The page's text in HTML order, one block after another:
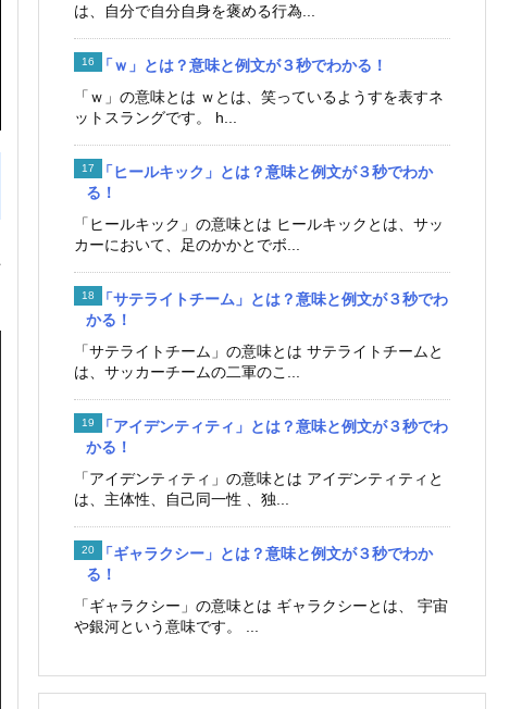
は、自分で自分自身を褒める行為...
「ｗ」とは？意味と例文が３秒でわかる！
「ｗ」の意味とは ｗとは、笑っているようすを表すネ
ットスラングです。 h...
「ヒールキック」とは？意味と例文が３秒でわか
る！
「ヒールキック」の意味とは ヒールキックとは、サッ
カーにおいて、足のかかとでボ...
「サテライトチーム」とは？意味と例文が３秒でわ
かる！
「サテライトチーム」の意味とは サテライトチームと
は、サッカーチームの二軍のこ...
「アイデンティティ」とは？意味と例文が３秒でわ
かる！
「アイデンティティ」の意味とは アイデンティティと
は、主体性、自己同一性 、独...
「ギャラクシー」とは？意味と例文が３秒でわか
る！
「ギャラクシー」の意味とは ギャラクシーとは、 宇宙
や銀河という意味です。 ...